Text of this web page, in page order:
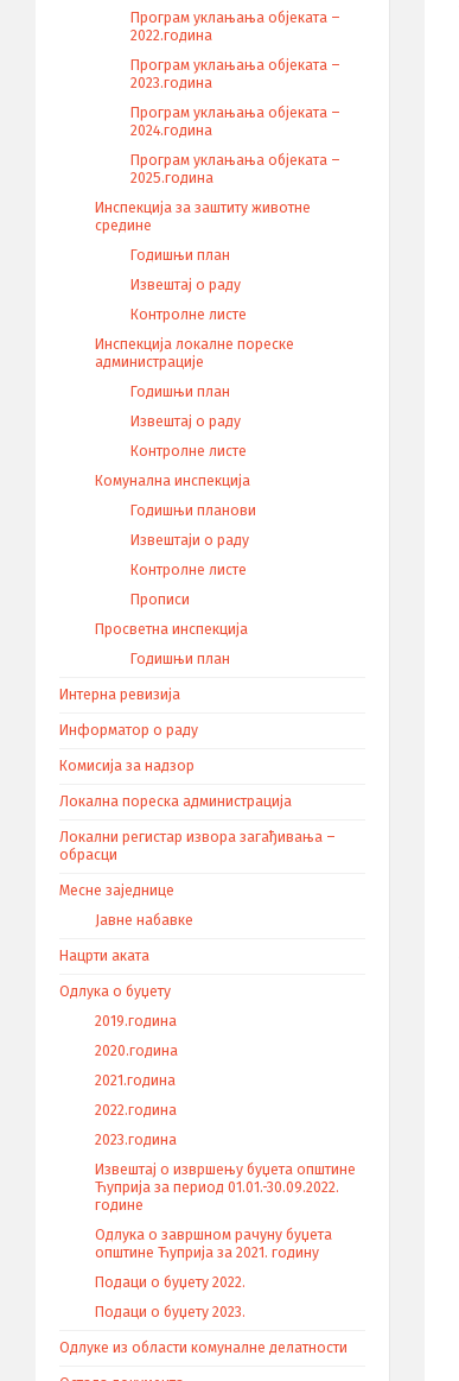
Програм уклањања објеката –
2022.година
Програм уклањања објеката –
2023.година
Програм уклањања објеката –
2024.година
Програм уклањања објеката –
2025.година
Инспекција за заштиту животне
средине
Годишњи план
Извештај о раду
Контролне листе
Инспекција локалне пореске
администрације
Годишњи план
Извештај о раду
Контролне листе
Комунална инспекција
Годишњи планови
Извештаји о раду
Контролне листе
Прописи
Просветна инспекција
Годишњи план
Интерна ревизија
Информатор о раду
Комисија за надзор
Локална пореска администрација
Локални регистар извора загађивања –
обрасци
Месне заједнице
Јавне набавке
Нацрти аката
Одлука о буџету
2019.година
2020.година
2021.година
2022.година
2023.година
Извештај о извршењу буџета општине
Ћуприја за период 01.01.-30.09.2022.
године
Одлука о завршном рачуну буџета
општине Ћуприја за 2021. годину
Подаци о буџету 2022.
Подаци о буџету 2023.
Одлуке из области комуналне делатности